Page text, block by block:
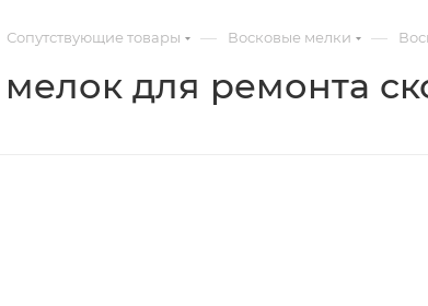
Сопутствующие товары — Восковые мелки —
для ремонта